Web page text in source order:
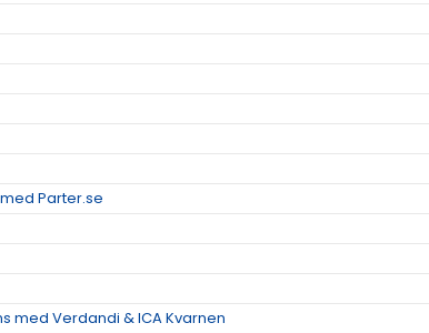
Parter.se
med Verdandi & ICA Kvarnen